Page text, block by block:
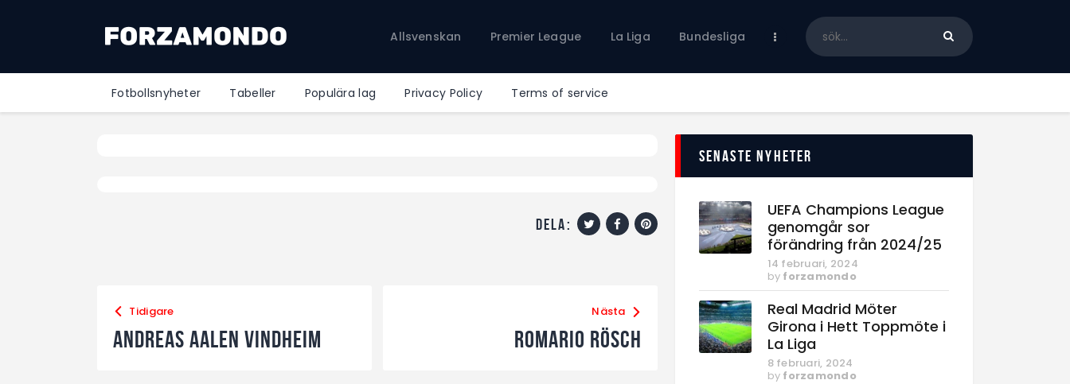
Allsvenskan Premier League La Liga Bundesliga
Fotbollsnyheter Tabeller Populära lag Privacy Policy Terms of service
Premier League
La Liga
Bundesliga
dela:
Tidigare
Andreas Aalen Vindheim
Nästa
Romario Rösch
Senaste nyheter
UEFA Champions League
genomgår sor
förändring från 2024/25
14 februari, 2024
by forzamondo
Real Madrid Möter
Girona i Hett Toppmöte i
La Liga
8 februari, 2024
by forzamondo